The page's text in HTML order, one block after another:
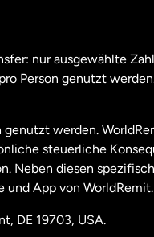
Malaysia
Neuseeland
Niederlande
nur ausgewählte
Person genutzt
werden.
steuerliche
Neben diesen
und App von WorldRemit.
DE 19703, USA.